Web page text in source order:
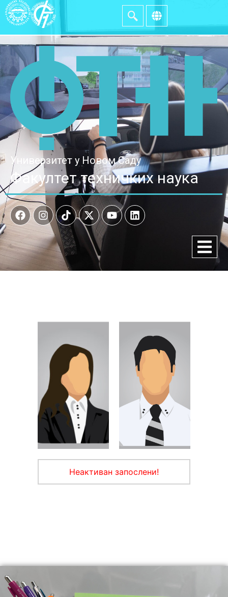
Универзитет у Новом Саду
Факултет техничких наука
Неактиван запослени!